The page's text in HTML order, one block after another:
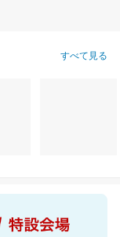
すべて見る